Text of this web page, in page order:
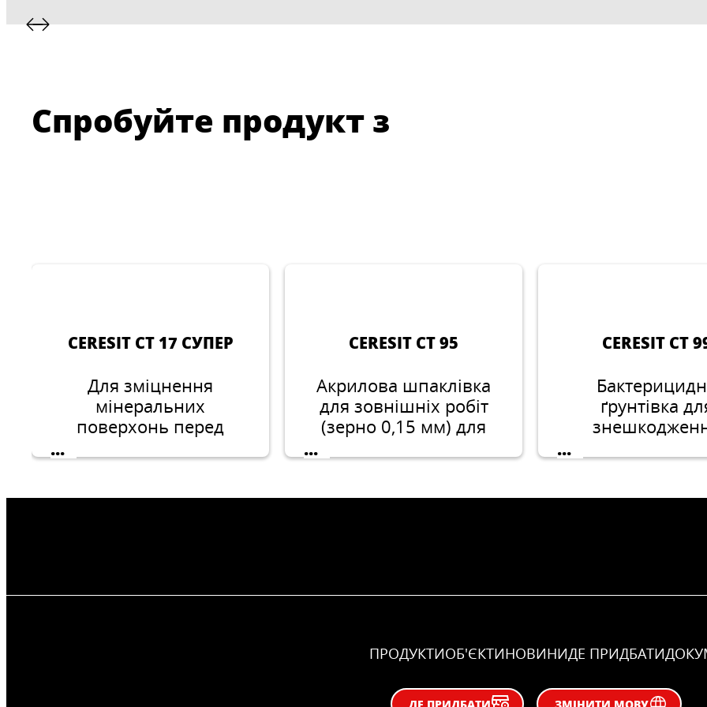
Спробуйте продукт з
CERESIT CT 17 СУПЕР
Для зміцнення
мінеральних
поверхонь перед
фарбуванням, а також
виконанням інших
...
CERESIT CT 95
Акрилова шпаклівка
для зовнішніх робіт
(зерно 0,15 мм) для
підготовки поверхонь
перед опорядженням
...
CERESIT CT
ґрунтівка
лишайників
...
ПРОДУКТИОБ'ЄКТИНОВИНИДЕ ПРИДБАТИ